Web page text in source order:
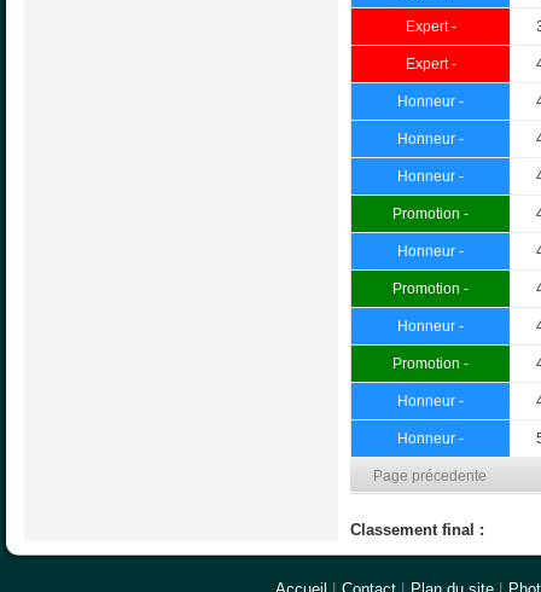
Expert -
Expert -
Honneur -
Honneur -
Honneur -
Promotion -
Honneur -
Promotion -
Honneur -
Promotion -
Honneur -
Honneur -
Page précedente
Classement final :